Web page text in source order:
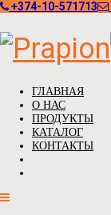
+374-10-571713
ГЛАВНАЯ
О НАС
ПРОДУКТЫ
КАТАЛОГ
КОНТАКТЫ